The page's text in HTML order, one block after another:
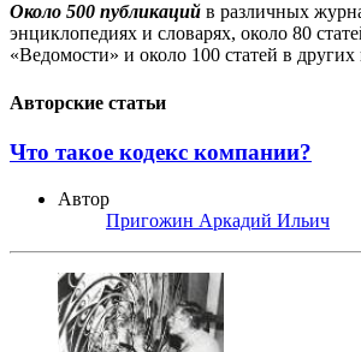
Около 500 публикаций в различных
энциклопедиях и словарях, около 80
«Ведомости» и около 100 статей в других
Авторские статьи
Что такое кодекс компании?
Автор
Пригожин Аркадий Ильич